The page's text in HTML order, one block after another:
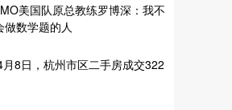
美国队原总教练罗博深：我不
数学题的人
8日，杭州市区二手房成交322